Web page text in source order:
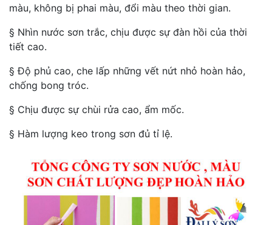
màu, không bị phai màu, đổi màu theo thời gian.
§ Nhìn nước sơn trắc, chịu được sự đàn hồi của thời
tiết cao.
§ Độ phủ cao, che lấp những vết nứt nhỏ hoàn hảo,
chống bong tróc.
§ Chịu được sự chùi rửa cao, ẩm mốc.
§ Hàm lượng keo trong sơn đủ tỉ lệ.